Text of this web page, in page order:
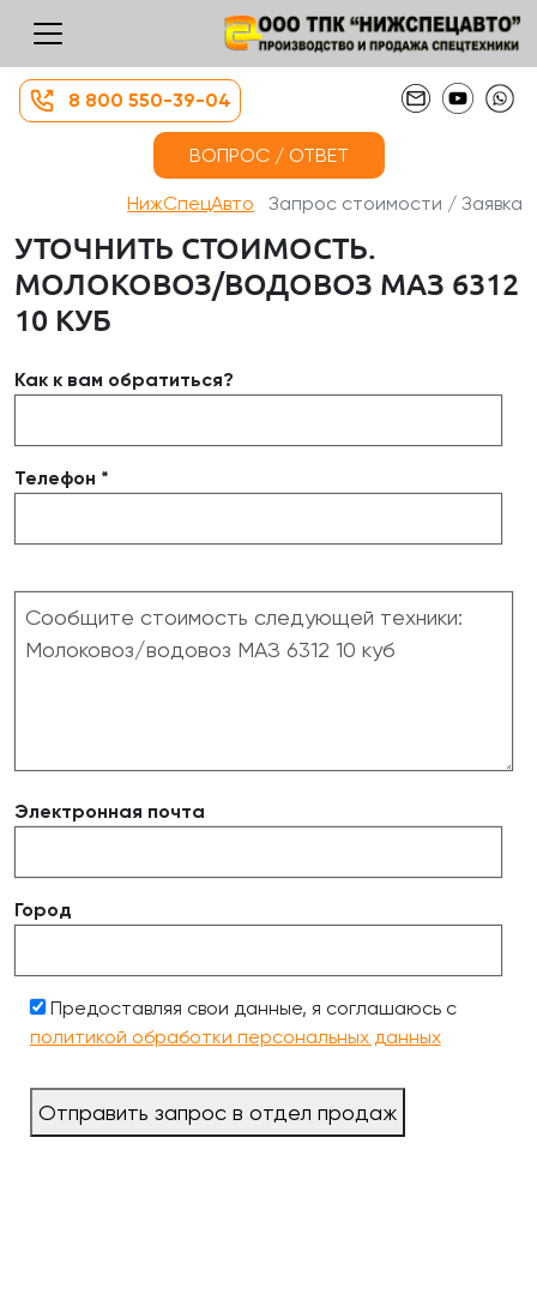
8 800 550-39-04
ВОПРОС / ОТВЕТ
НижСпецАвто Запрос стоимости / Заявка
УТОЧНИТЬ СТОИМОСТЬ.
МОЛОКОВОЗ/ВОДОВОЗ МАЗ 6312
10 КУБ
Как к вам обратиться?
Телефон *
Электронная почта
Город
Предоставляя свои данные, я соглашаюсь с
политикой обработки персональных данных
Отправить запрос в отдел продаж